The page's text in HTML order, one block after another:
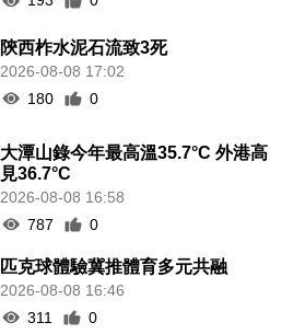
陝西柞水泥石流致3死
2026-08-08 17:02
180
0
大潭山錄今年最高溫35.7°C 外港高
見36.7°C
2026-08-08 16:58
787
0
匹克球體驗冀推體育多元共融
2026-08-08 16:46
311
0